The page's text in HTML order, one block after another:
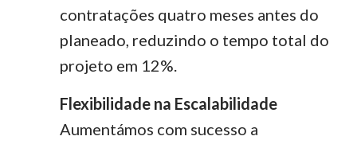
contratações quatro meses antes do
planeado, reduzindo o tempo total do
projeto em 12%.
Flexibilidade na Escalabilidade
Aumentámos com sucesso a